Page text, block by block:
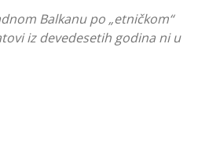
Balkanu po „etničkom“
iz devedesetih godina ni u